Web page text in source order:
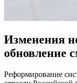
Изменения
обновление
Реформирование